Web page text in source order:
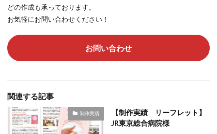
どの作成も承っております。
お気軽にお問い合わせください！
お問い合わせ
関連する記事
制作実績
【制作実績 リーフレット】
JR東京総合病院様